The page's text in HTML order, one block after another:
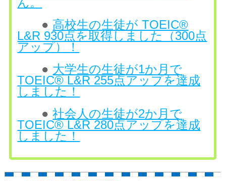
● 高校生の生徒が TOEIC®
L&R 930点を取得しました（300点
アップ）！
● 大学生の生徒が1か月で
TOEIC® L&R 255点アップを達成
しました！
●社会人の生徒が2か月で
TOEIC® L&R 280点アップを達成
しました！